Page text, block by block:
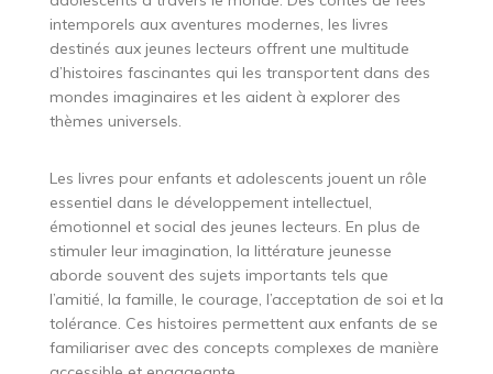
intemporels aux aventures modernes, les livres
destinés aux jeunes lecteurs offrent une multitude
d’histoires fascinantes qui les transportent dans des
mondes imaginaires et les aident à explorer des
thèmes universels.
Les livres pour enfants et adolescents jouent un rôle
essentiel dans le développement intellectuel,
émotionnel et social des jeunes lecteurs. En plus de
stimuler leur imagination, la littérature jeunesse
aborde souvent des sujets importants tels que
l’amitié, la famille, le courage, l’acceptation de soi et la
tolérance. Ces histoires permettent aux enfants de se
familiariser avec des concepts complexes de manière